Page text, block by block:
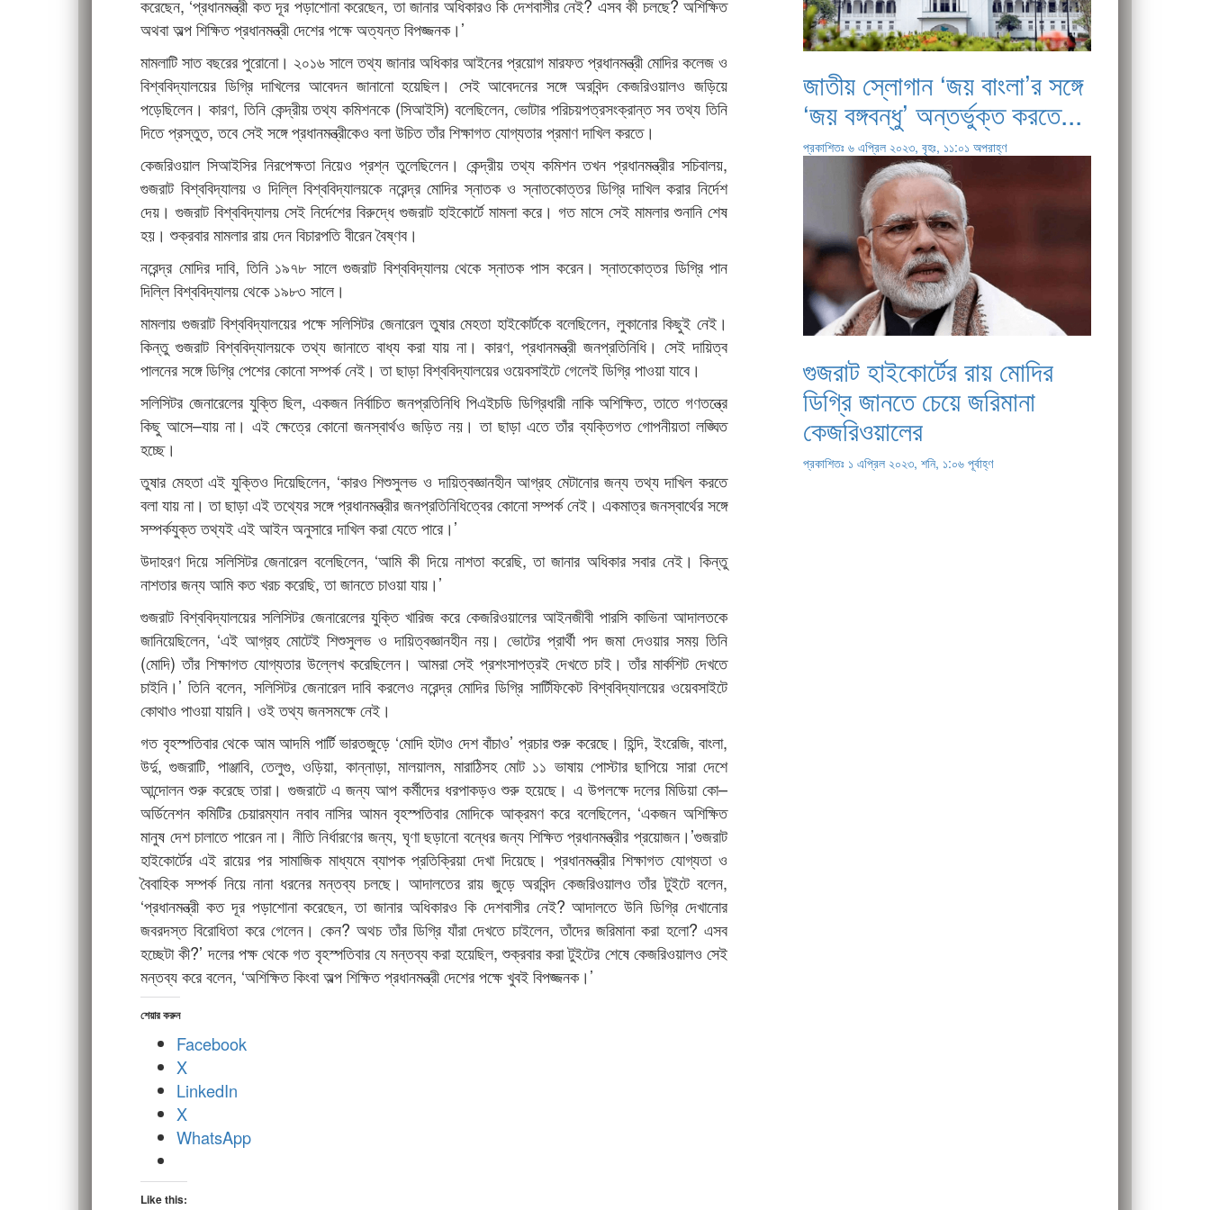
করেছেন, ‘প্রধানমন্ত্রী কত দূর পড়াশোনা করেছেন, তা জানার অধিকারও কি দেশবাসীর নেই? এসব কী চলছে? অশিক্ষিত
অথবা অল্প শিক্ষিত প্রধানমন্ত্রী দেশের পক্ষে অত্যন্ত বিপজ্জনক।’
মামলাটি সাত বছরের পুরোনো। ২০১৬ সালে তথ্য জানার অধিকার আইনের প্রয়োগ মারফত প্রধানমন্ত্রী মোদির কলেজ ও
বিশ্ববিদ্যালয়ের ডিগ্রি দাখিলের আবেদন জানানো হয়েছিল। সেই আবেদনের সঙ্গে অরবিন্দ কেজরিওয়ালও জড়িয়ে
পড়েছিলেন। কারণ, তিনি কেন্দ্রীয় তথ্য কমিশনকে (সিআইসি) বলেছিলেন, ভোটার পরিচয়পত্রসংক্রান্ত সব তথ্য তিনি
দিতে প্রস্তুত, তবে সেই সঙ্গে প্রধানমন্ত্রীকেও বলা উচিত তাঁর শিক্ষাগত যোগ্যতার প্রমাণ দাখিল করতে।
কেজরিওয়াল সিআইসির নিরপেক্ষতা নিয়েও প্রশ্ন তুলেছিলেন। কেন্দ্রীয় তথ্য কমিশন তখন প্রধানমন্ত্রীর সচিবালয়,
গুজরাট বিশ্ববিদ্যালয় ও দিল্লি বিশ্ববিদ্যালয়কে নরেন্দ্র মোদির স্নাতক ও স্নাতকোত্তর ডিগ্রি দাখিল করার নির্দেশ
দেয়। গুজরাট বিশ্ববিদ্যালয় সেই নির্দেশের বিরুদ্ধে গুজরাট হাইকোর্টে মামলা করে। গত মাসে সেই মামলার শুনানি শেষ
হয়। শুক্রবার মামলার রায় দেন বিচারপতি বীরেন বৈষ্ণব।
নরেন্দ্র মোদির দাবি, তিনি ১৯৭৮ সালে গুজরাট বিশ্ববিদ্যালয় থেকে স্নাতক পাস করেন। স্নাতকোত্তর ডিগ্রি পান
দিল্লি বিশ্ববিদ্যালয় থেকে ১৯৮৩ সালে।
মামলায় গুজরাট বিশ্ববিদ্যালয়ের পক্ষে সলিসিটর জেনারেল তুষার মেহতা হাইকোর্টকে বলেছিলেন, লুকানোর কিছুই নেই।
কিন্তু গুজরাট বিশ্ববিদ্যালয়কে তথ্য জানাতে বাধ্য করা যায় না। কারণ, প্রধানমন্ত্রী জনপ্রতিনিধি। সেই দায়িত্ব
পালনের সঙ্গে ডিগ্রি পেশের কোনো সম্পর্ক নেই। তা ছাড়া বিশ্ববিদ্যালয়ের ওয়েবসাইটে গেলেই ডিগ্রি পাওয়া যাবে।
সলিসিটর জেনারেলের যুক্তি ছিল, একজন নির্বাচিত জনপ্রতিনিধি পিএইচডি ডিগ্রিধারী নাকি অশিক্ষিত, তাতে গণতন্ত্রে
কিছু আসে–যায় না। এই ক্ষেত্রে কোনো জনস্বার্থও জড়িত নয়। তা ছাড়া এতে তাঁর ব্যক্তিগত গোপনীয়তা লঙ্ঘিত
হচ্ছে।
তুষার মেহতা এই যুক্তিও দিয়েছিলেন, ‘কারও শিশুসুলভ ও দায়িত্বজ্ঞানহীন আগ্রহ মেটানোর জন্য তথ্য দাখিল করতে
বলা যায় না। তা ছাড়া এই তথ্যের সঙ্গে প্রধানমন্ত্রীর জনপ্রতিনিধিত্বের কোনো সম্পর্ক নেই। একমাত্র জনস্বার্থের সঙ্গে
সম্পর্কযুক্ত তথ্যই এই আইন অনুসারে দাখিল করা যেতে পারে।’
উদাহরণ দিয়ে সলিসিটর জেনারেল বলেছিলেন, ‘আমি কী দিয়ে নাশতা করেছি, তা জানার অধিকার সবার নেই। কিন্তু
নাশতার জন্য আমি কত খরচ করেছি, তা জানতে চাওয়া যায়।’
গুজরাট বিশ্ববিদ্যালয়ের সলিসিটর জেনারেলের যুক্তি খারিজ করে কেজরিওয়ালের আইনজীবী পারসি কাভিনা আদালতকে
জানিয়েছিলেন, ‘এই আগ্রহ মোটেই শিশুসুলভ ও দায়িত্বজ্ঞানহীন নয়। ভোটের প্রার্থী পদ জমা দেওয়ার সময় তিনি
(মোদি) তাঁর শিক্ষাগত যোগ্যতার উল্লেখ করেছিলেন। আমরা সেই প্রশংসাপত্রই দেখতে চাই। তাঁর মার্কশিট দেখতে
চাইনি।’ তিনি বলেন, সলিসিটর জেনারেল দাবি করলেও নরেন্দ্র মোদির ডিগ্রি সার্টিফিকেট বিশ্ববিদ্যালয়ের ওয়েবসাইটে
কোথাও পাওয়া যায়নি। ওই তথ্য জনসমক্ষে নেই।
গত বৃহস্পতিবার থেকে আম আদমি পার্টি ভারতজুড়ে ‘মোদি হটাও দেশ বাঁচাও’ প্রচার শুরু করেছে। হিন্দি, ইংরেজি, বাংলা,
উর্দু, গুজরাটি, পাঞ্জাবি, তেলুগু, ওড়িয়া, কান্নাড়া, মালয়ালম, মারাঠিসহ মোট ১১ ভাষায় পোস্টার ছাপিয়ে সারা দেশে
আন্দোলন শুরু করেছে তারা। গুজরাটে এ জন্য আপ কর্মীদের ধরপাকড়ও শুরু হয়েছে। এ উপলক্ষে দলের মিডিয়া কো–
অর্ডিনেশন কমিটির চেয়ারম্যান নবাব নাসির আমন বৃহস্পতিবার মোদিকে আক্রমণ করে বলেছিলেন, ‘একজন অশিক্ষিত
মানুষ দেশ চালাতে পারেন না। নীতি নির্ধারণের জন্য, ঘৃণা ছড়ানো বন্ধের জন্য শিক্ষিত প্রধানমন্ত্রীর প্রয়োজন।’গুজরাট
হাইকোর্টের এই রায়ের পর সামাজিক মাধ্যমে ব্যাপক প্রতিক্রিয়া দেখা দিয়েছে। প্রধানমন্ত্রীর শিক্ষাগত যোগ্যতা ও
বৈবাহিক সম্পর্ক নিয়ে নানা ধরনের মন্তব্য চলছে। আদালতের রায় জুড়ে অরবিন্দ কেজরিওয়ালও তাঁর টুইটে বলেন,
‘প্রধানমন্ত্রী কত দূর পড়াশোনা করেছেন, তা জানার অধিকারও কি দেশবাসীর নেই? আদালতে উনি ডিগ্রি দেখানোর
জবরদস্ত বিরোধিতা করে গেলেন। কেন? অথচ তাঁর ডিগ্রি যাঁরা দেখতে চাইলেন, তাঁদের জরিমানা করা হলো? এসব
হচ্ছেটা কী?’ দলের পক্ষ থেকে গত বৃহস্পতিবার যে মন্তব্য করা হয়েছিল, শুক্রবার করা টুইটের শেষে কেজরিওয়ালও সেই
মন্তব্য করে বলেন, ‘অশিক্ষিত কিংবা অল্প শিক্ষিত প্রধানমন্ত্রী দেশের পক্ষে খুবই বিপজ্জনক।’
শেয়ার করুন
Facebook
X
LinkedIn
X
WhatsApp
Like this:
জাতীয় স্লোগান ‘জয় বাংলা’র সঙ্গে
‘জয় বঙ্গবন্ধু’ অন্তর্ভুক্ত করতে...
প্রকাশিতঃ ৬ এপ্রিল ২০২৩, বৃহঃ, ১১:০১ অপরাহ্ণ
গুজরাট হাইকোর্টের রায় মোদির
ডিগ্রি জানতে চেয়ে জরিমানা
কেজরিওয়ালের
প্রকাশিতঃ ১ এপ্রিল ২০২৩, শনি, ১:০৬ পূর্বাহ্ণ